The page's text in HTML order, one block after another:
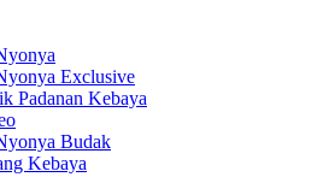
Exclusive
Padanan Kebaya
Budak
Kebaya